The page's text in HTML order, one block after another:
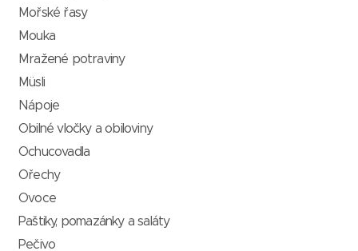
Mořské řasy
Mouka
Mražené potraviny
Müsli
Nápoje
Obilné vločky a obiloviny
Ochucovadla
Ořechy
Ovoce
Paštiky, pomazánky a saláty
Pečivo